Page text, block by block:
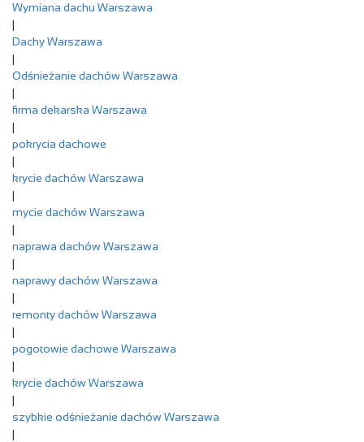
Wymiana dachu Warszawa
|
Dachy Warszawa
|
Odśnieżanie dachów Warszawa
|
firma dekarska Warszawa
|
pokrycia dachowe
|
krycie dachów Warszawa
|
mycie dachów Warszawa
|
naprawa dachów Warszawa
|
naprawy dachów Warszawa
|
remonty dachów Warszawa
|
pogotowie dachowe Warszawa
|
krycie dachów Warszawa
|
szybkie odśnieżanie dachów Warszawa
|